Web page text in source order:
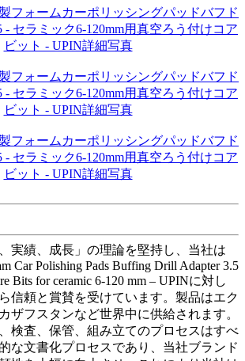
実績、成長」の理論を堅持し、当社は
Car Polishing Pads Buffing Drill Adapter 3.5
Bits for ceramic 6-120 mm – UPINに対し
信頼と賞賛を受けています。製品はエク
ザフスタンなど世界中に供給されます。
検査、保管、組み立てのプロセスはすべ
な文書化プロセスであり、当社ブランド